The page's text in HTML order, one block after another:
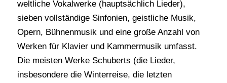
weltliche Vokalwerke (hauptsächlich Lieder),
sieben vollständige Sinfonien, geistliche Musik,
Opern, Bühnenmusik und eine große Anzahl von
Werken für Klavier und Kammermusik umfasst.
Die meisten Werke Schuberts (die Lieder,
insbesondere die Winterreise, die letzten